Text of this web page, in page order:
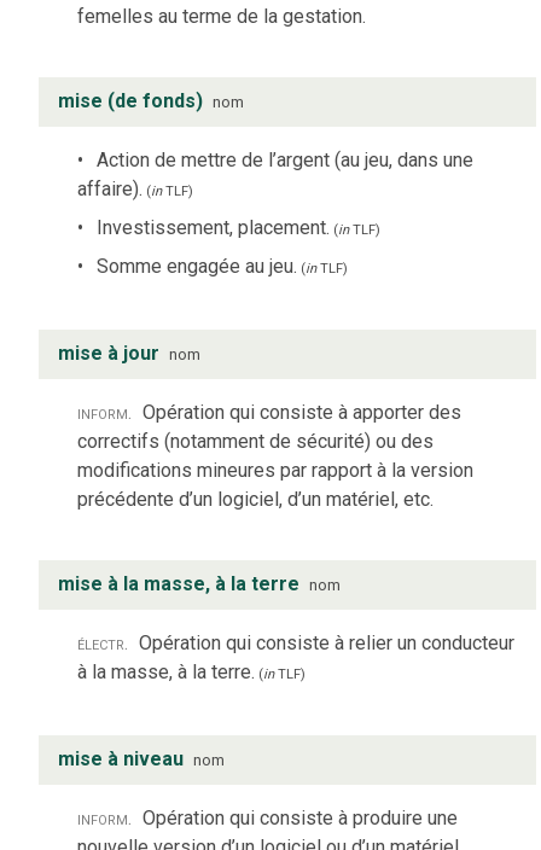
femelles au terme de la gestation.
mise (de fonds) nom
Action de mettre de l’argent (au jeu, dans une
affaire). (inTLF)
Investissement, placement. (inTLF)
Somme engagée au jeu. (inTLF)
mise à jour nom
inform. Opération qui consiste à apporter des
correctifs (notamment de sécurité) ou des
modifications mineures par rapport à la version
précédente d’un logiciel, d’un matériel, etc.
mise à la masse, à la terre nom
électr. Opération qui consiste à relier un conducteur
à la masse, à la terre. (inTLF)
mise à niveau nom
inform. Opération qui consiste à produire une